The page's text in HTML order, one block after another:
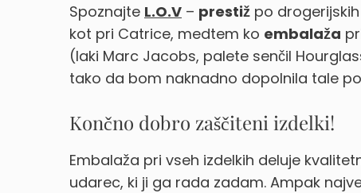
Spoznajte L.O.V – prestiž po
kot pri Catrice, medtem ko embalaža
(laki Marc Jacobs, palete senčil
tako da bom naknadno dopolnila tale
Končno dobro zaščiteni izdelki!
Embalaža pri vseh izdelkih deluje
udarec, ki ji ga rada zadam. Ampak